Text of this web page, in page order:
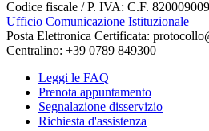
Codice fiscale / P. IVA: C.F.
Ufficio Comunicazione Istituzionale
Posta Elettronica Certificata:
Centralino: +39 0789 849300
Leggi le FAQ
Prenota appuntamento
Segnalazione disservizio
Richiesta d'assistenza